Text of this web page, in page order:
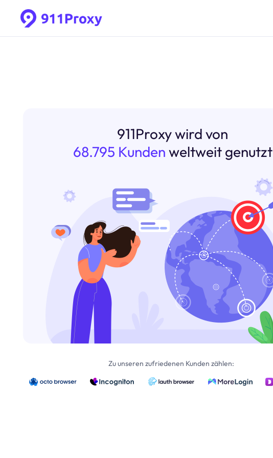
911Proxy wird von
68.795 Kunden weltweit genutzt
Zu unseren zufriedenen Kunden zählen: